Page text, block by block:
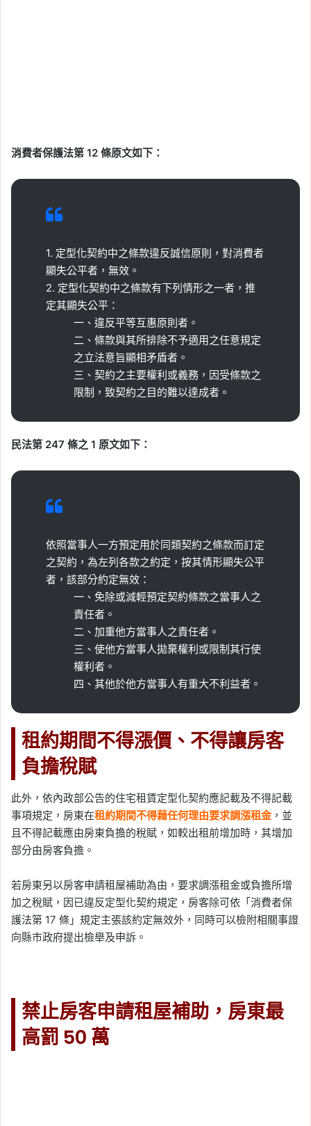
消費者保護法第 12 條原文如下：
1. 定型化契約中之條款違反誠信原則，對消費者
顯失公平者，無效。
2. 定型化契約中之條款有下列情形之一者，推
定其顯失公平：
一、違反平等互惠原則者。
二、條款與其所排除不予適用之任意規定
之立法意旨顯相矛盾者。
三、契約之主要權利或義務，因受條款之
限制，致契約之目的難以達成者。
民法第 247 條之 1 原文如下：
依照當事人一方預定用於同類契約之條款而訂定
之契約，為左列各款之約定，按其情形顯失公平
者，該部分約定無效：
一、免除或減輕預定契約條款之當事人之
責任者。
二、加重他方當事人之責任者。
三、使他方當事人拋棄權利或限制其行使
權利者。
四、其他於他方當事人有重大不利益者。
租約期間不得漲價、不得讓房客
負擔稅賦
此外，依內政部公告的住宅租賃定型化契約應記載及不得記載
事項規定，房東在租約期間不得藉任何理由要求調漲租金，並
且不得記載應由房東負擔的稅賦，如較出租前增加時，其增加
部分由房客負擔。
若房東另以房客申請租屋補助為由，要求調漲租金或負擔所增
加之稅賦，因已違反定型化契約規定，房客除可依「消費者保
護法第 17 條」規定主張該約定無效外，同時可以檢附相關事證
向縣市政府提出檢舉及申訴。
禁止房客申請租屋補助，房東最
高罰 50 萬